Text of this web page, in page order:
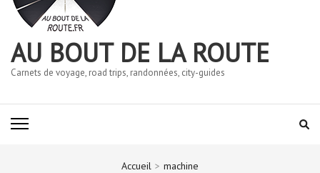
AU BOUT DE LA ROUTE
Carnets de voyage, road trips, randonnées, city-guides
Accueil > machine